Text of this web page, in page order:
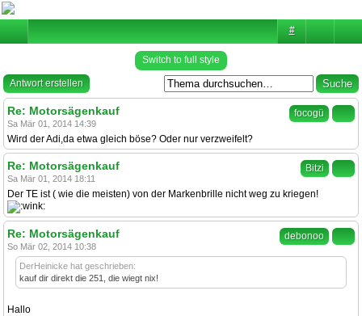
#
Switch to full style
Antwort erstellen
focogü
Re: Motorsägenkauf
Sa Mär 01, 2014 14:39
Wird der Adi,da etwa gleich böse? Oder nur verzweifelt?
Bitzi
Re: Motorsägenkauf
Sa Mär 01, 2014 18:11
Der TE ist ( wie die meisten) von der Markenbrille nicht weg zu kriegen!
debonoo
Re: Motorsägenkauf
So Mär 02, 2014 10:38
DerHeinicke hat geschrieben:
kauf dir direkt die 251, die wiegt nix!
Hallo